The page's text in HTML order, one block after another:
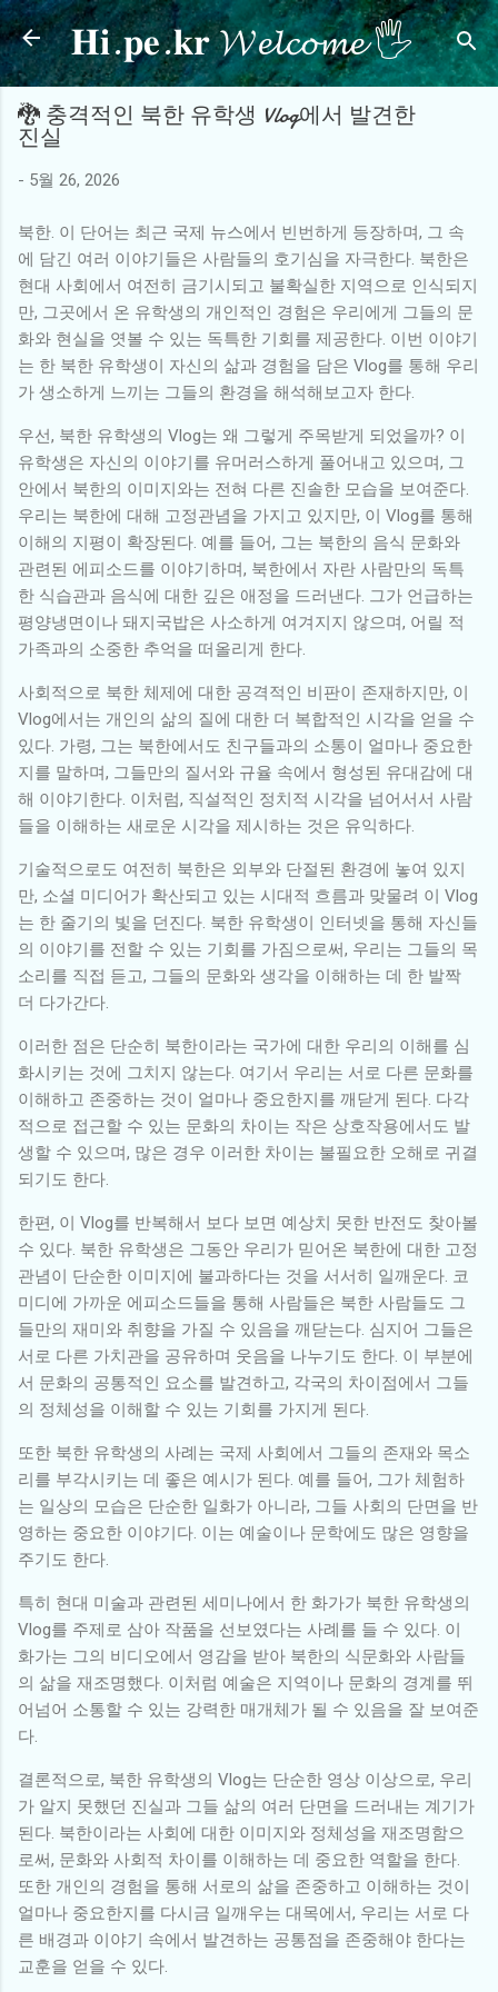
기본 콘텐츠로 건너뛰기
𝐇𝐢.𝐩𝐞.𝐤𝐫 𝓦𝓮𝓵𝓬𝓸𝓶𝓮 🖐
🐉 충격적인 북한 유학생 Vlog에서 발견한
진실
- 5월 26, 2026
북한. 이 단어는 최근 국제 뉴스에서 빈번하게 등장하며, 그 속
에 담긴 여러 이야기들은 사람들의 호기심을 자극한다. 북한은
현대 사회에서 여전히 금기시되고 불확실한 지역으로 인식되지
만, 그곳에서 온 유학생의 개인적인 경험은 우리에게 그들의 문
화와 현실을 엿볼 수 있는 독특한 기회를 제공한다. 이번 이야기
는 한 북한 유학생이 자신의 삶과 경험을 담은 Vlog를 통해 우리
가 생소하게 느끼는 그들의 환경을 해석해보고자 한다.
우선, 북한 유학생의 Vlog는 왜 그렇게 주목받게 되었을까? 이
유학생은 자신의 이야기를 유머러스하게 풀어내고 있으며, 그
안에서 북한의 이미지와는 전혀 다른 진솔한 모습을 보여준다.
우리는 북한에 대해 고정관념을 가지고 있지만, 이 Vlog를 통해
이해의 지평이 확장된다. 예를 들어, 그는 북한의 음식 문화와
관련된 에피소드를 이야기하며, 북한에서 자란 사람만의 독특
한 식습관과 음식에 대한 깊은 애정을 드러낸다. 그가 언급하는
평양냉면이나 돼지국밥은 사소하게 여겨지지 않으며, 어릴 적
가족과의 소중한 추억을 떠올리게 한다.
사회적으로 북한 체제에 대한 공격적인 비판이 존재하지만, 이
Vlog에서는 개인의 삶의 질에 대한 더 복합적인 시각을 얻을 수
있다. 가령, 그는 북한에서도 친구들과의 소통이 얼마나 중요한
지를 말하며, 그들만의 질서와 규율 속에서 형성된 유대감에 대
해 이야기한다. 이처럼, 직설적인 정치적 시각을 넘어서서 사람
들을 이해하는 새로운 시각을 제시하는 것은 유익하다.
기술적으로도 여전히 북한은 외부와 단절된 환경에 놓여 있지
만, 소셜 미디어가 확산되고 있는 시대적 흐름과 맞물려 이 Vlog
는 한 줄기의 빛을 던진다. 북한 유학생이 인터넷을 통해 자신들
의 이야기를 전할 수 있는 기회를 가짐으로써, 우리는 그들의 목
소리를 직접 듣고, 그들의 문화와 생각을 이해하는 데 한 발짝
더 다가간다.
이러한 점은 단순히 북한이라는 국가에 대한 우리의 이해를 심
화시키는 것에 그치지 않는다. 여기서 우리는 서로 다른 문화를
이해하고 존중하는 것이 얼마나 중요한지를 깨닫게 된다. 다각
적으로 접근할 수 있는 문화의 차이는 작은 상호작용에서도 발
생할 수 있으며, 많은 경우 이러한 차이는 불필요한 오해로 귀결
되기도 한다.
한편, 이 Vlog를 반복해서 보다 보면 예상치 못한 반전도 찾아볼
수 있다. 북한 유학생은 그동안 우리가 믿어온 북한에 대한 고정
관념이 단순한 이미지에 불과하다는 것을 서서히 일깨운다. 코
미디에 가까운 에피소드들을 통해 사람들은 북한 사람들도 그
들만의 재미와 취향을 가질 수 있음을 깨닫는다. 심지어 그들은
서로 다른 가치관을 공유하며 웃음을 나누기도 한다. 이 부분에
서 문화의 공통적인 요소를 발견하고, 각국의 차이점에서 그들
의 정체성을 이해할 수 있는 기회를 가지게 된다.
또한 북한 유학생의 사례는 국제 사회에서 그들의 존재와 목소
리를 부각시키는 데 좋은 예시가 된다. 예를 들어, 그가 체험하
는 일상의 모습은 단순한 일화가 아니라, 그들 사회의 단면을 반
영하는 중요한 이야기다. 이는 예술이나 문학에도 많은 영향을
주기도 한다.
특히 현대 미술과 관련된 세미나에서 한 화가가 북한 유학생의
Vlog를 주제로 삼아 작품을 선보였다는 사례를 들 수 있다. 이
화가는 그의 비디오에서 영감을 받아 북한의 식문화와 사람들
의 삶을 재조명했다. 이처럼 예술은 지역이나 문화의 경계를 뛰
어넘어 소통할 수 있는 강력한 매개체가 될 수 있음을 잘 보여준
다.
결론적으로, 북한 유학생의 Vlog는 단순한 영상 이상으로, 우리
가 알지 못했던 진실과 그들 삶의 여러 단면을 드러내는 계기가
된다. 북한이라는 사회에 대한 이미지와 정체성을 재조명함으
로써, 문화와 사회적 차이를 이해하는 데 중요한 역할을 한다.
또한 개인의 경험을 통해 서로의 삶을 존중하고 이해하는 것이
얼마나 중요한지를 다시금 일깨우는 대목에서, 우리는 서로 다
른 배경과 이야기 속에서 발견하는 공통점을 존중해야 한다는
교훈을 얻을 수 있다.